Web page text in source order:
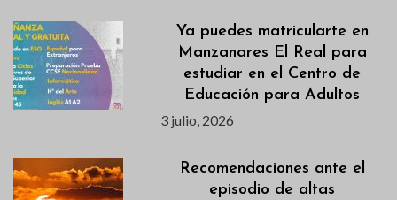
Ya puedes matricularte en
Manzanares El Real para
estudiar en el Centro de
Educación para Adultos
3 julio, 2026
Recomendaciones ante el
episodio de altas